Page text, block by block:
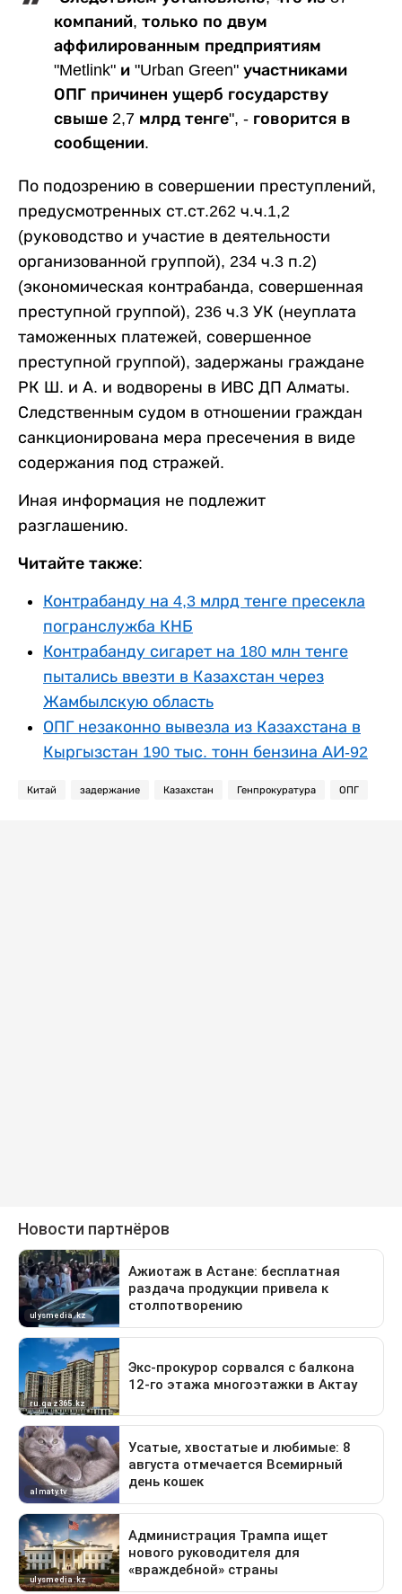
компаний, только по двум
аффилированным предприятиям
"Metlink" и "Urban Green" участниками
ОПГ причинен ущерб государству
свыше 2,7 млрд тенге", - говорится в
сообщении.
По подозрению в совершении преступлений,
предусмотренных ст.ст.262 ч.ч.1,2
(руководство и участие в деятельности
организованной группой), 234 ч.3 п.2)
(экономическая контрабанда, совершенная
преступной группой), 236 ч.3 УК (неуплата
таможенных платежей, совершенное
преступной группой), задержаны граждане
РК Ш. и А. и водворены в ИВС ДП Алматы.
Следственным судом в отношении граждан
санкционирована мера пресечения в виде
содержания под стражей.
Иная информация не подлежит
разглашению.
Читайте также:
Контрабанду на 4,3 млрд тенге пресекла
погранслужба КНБ
Контрабанду сигарет на 180 млн тенге
пытались ввезти в Казахстан через
Жамбылскую область
ОПГ незаконно вывезла из Казахстана в
Кыргызстан 190 тыс. тонн бензина АИ-92
Китай задержание Казахстан Генпрокуратура ОПГ